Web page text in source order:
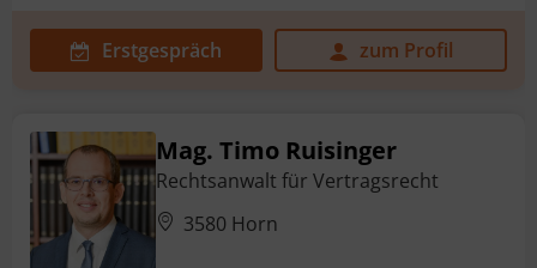
Erstgespräch zum Profil
Mag. Timo Ruisinger
Rechtsanwalt für Vertragsrecht
3580 Horn